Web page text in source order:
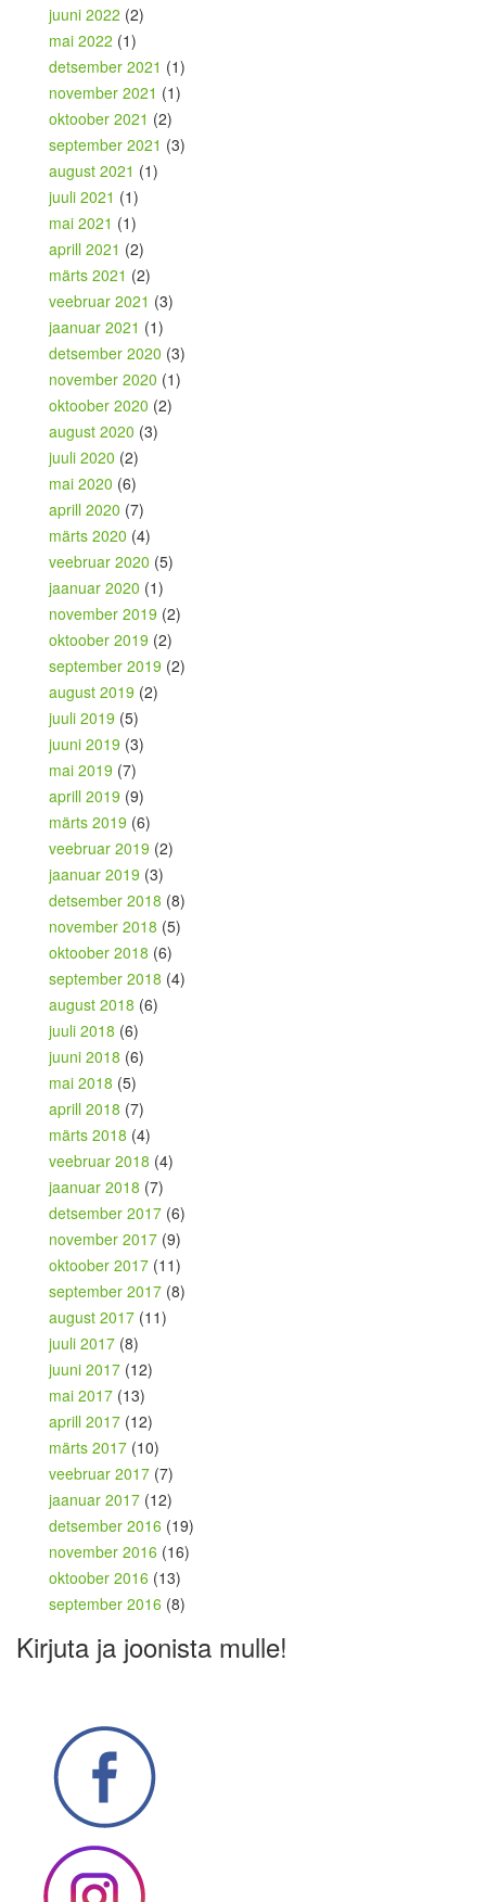
juuni 2022 (2)
mai 2022 (1)
detsember 2021 (1)
november 2021 (1)
oktoober 2021 (2)
september 2021 (3)
august 2021 (1)
juuli 2021 (1)
mai 2021 (1)
aprill 2021 (2)
märts 2021 (2)
veebruar 2021 (3)
jaanuar 2021 (1)
detsember 2020 (3)
november 2020 (1)
oktoober 2020 (2)
august 2020 (3)
juuli 2020 (2)
mai 2020 (6)
aprill 2020 (7)
märts 2020 (4)
veebruar 2020 (5)
jaanuar 2020 (1)
november 2019 (2)
oktoober 2019 (2)
september 2019 (2)
august 2019 (2)
juuli 2019 (5)
juuni 2019 (3)
mai 2019 (7)
aprill 2019 (9)
märts 2019 (6)
veebruar 2019 (2)
jaanuar 2019 (3)
detsember 2018 (8)
november 2018 (5)
oktoober 2018 (6)
september 2018 (4)
august 2018 (6)
juuli 2018 (6)
juuni 2018 (6)
mai 2018 (5)
aprill 2018 (7)
märts 2018 (4)
veebruar 2018 (4)
jaanuar 2018 (7)
detsember 2017 (6)
november 2017 (9)
oktoober 2017 (11)
september 2017 (8)
august 2017 (11)
juuli 2017 (8)
juuni 2017 (12)
mai 2017 (13)
aprill 2017 (12)
märts 2017 (10)
veebruar 2017 (7)
jaanuar 2017 (12)
detsember 2016 (19)
november 2016 (16)
oktoober 2016 (13)
september 2016 (8)
Kirjuta ja joonista mulle!